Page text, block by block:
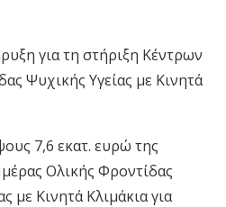
για τη στήριξη Κέντρων
Ψυχικής Υγείας με Κινητά
7,6 εκατ. ευρώ της
Ολικής Φροντίδας
με Κινητά Κλιμάκια για